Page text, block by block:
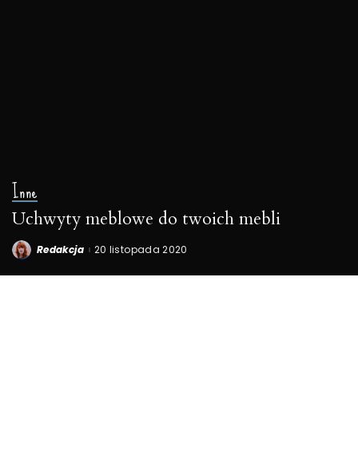
Inne
Uchwyty meblowe do twoich mebli
Posted
Redakcja 20 listopada 2020